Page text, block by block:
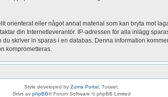
orienterat eller något annat material som kan bryta mot
din Internetleverantör. IP-adressen för alla inlägg
skriver in sparas i en databas. Denna information
komprometteras.
Style developed by Zuma Portal , Turaiel,
Drivs av phpBB® Forum Software © phpBB Limited